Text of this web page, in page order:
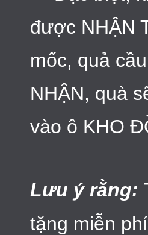
được NHẬN
mốc, quả
NHẬN, quà
vào ô KHO
Lưu ý rằng:
tặng miễn